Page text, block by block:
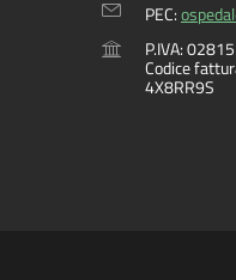
PEC:
P.IVA:
Codice
4X8RR9S